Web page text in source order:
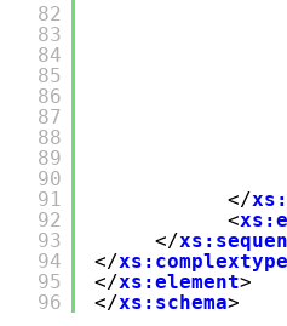
82
83
84
85
86
87
88
89
90
91
92
93
94
95
96
</
<
</
</xs:complextype
</xs:element>
</xs:schema>